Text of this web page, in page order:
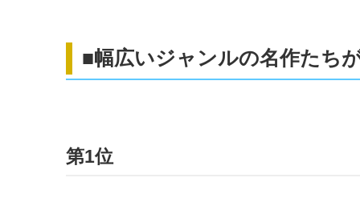
■幅広いジャンルの名作たち
第1位